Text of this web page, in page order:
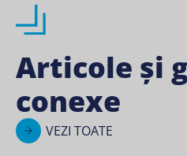
Articole și
conexe
VEZI TOATE